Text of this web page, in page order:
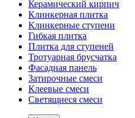
Керамический кирпич
Клинкерная плитка
Клинкерные ступени
Гибкая плитка
Плитка для ступеней
Тротуарная брусчатка
Фасадная панель
Затирочные смеси
Клеевые смеси
Светящиеся смеси